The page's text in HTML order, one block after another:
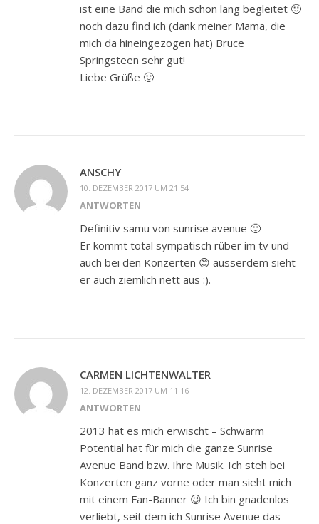
ist eine Band die mich schon lang begleitet 🙂
noch dazu find ich (dank meiner Mama, die
mich da hineingezogen hat) Bruce
Springsteen sehr gut!
Liebe Grüße 🙂
ANSCHY
10. DEZEMBER 2017 UM 21:54
ANTWORTEN
Definitiv samu von sunrise avenue 🙂
Er kommt total sympatisch rüber im tv und
auch bei den Konzerten 😊 ausserdem sieht
er auch ziemlich nett aus :).
CARMEN LICHTENWALTER
12. DEZEMBER 2017 UM 11:16
ANTWORTEN
2013 hat es mich erwischt – Schwarm
Potential hat für mich die ganze Sunrise
Avenue Band bzw. Ihre Musik. Ich steh bei
Konzerten ganz vorne oder man sieht mich
mit einem Fan-Banner 😉 Ich bin gnadenlos
verliebt, seit dem ich Sunrise Avenue das